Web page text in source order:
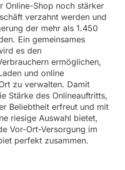
Online-Shop noch stärker
verzahnt werden und
der mehr als 1.450
Ein gemeinsames
es den
ermöglichen,
und online
zu verwalten. Damit
Stärke des Onlineauftritts,
Beliebtheit erfreut und mit
riesige Auswahl bietet,
Vor-Ort-Versorgung im
perfekt zusammen.